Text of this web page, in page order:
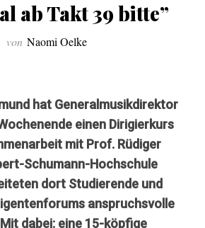
ab Takt 39 bitte”
von Naomi Oelke
hat Generalmusikdirektor
einen Dirigierkurs
mit Prof. Rüdiger
Schumann-Hochschule
dort Studierende und
anspruchsvolle
dabei: eine 15-köpfige